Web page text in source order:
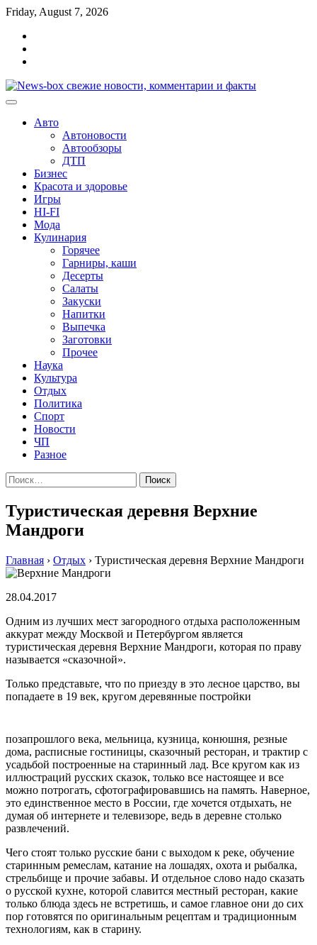
Перейти
содержимому
Friday, August 7, 2026
Авто
Автоновости
Автообзоры
ДТП
Бизнес
Красота и здоровье
Игры
HI-FI
Мода
Кулинария
Горячее
Гарниры, каши
Десерты
Салаты
Закуски
Напитки
Выпечка
Заготовки
Прочее
Наука
Культура
Отдых
Политика
Спорт
Новости
ЧП
Разное
Найти:
Туристическая деревня Верхние
Мандроги
Главная › Отдых › Туристическая деревня Верхние Мандроги
28.04.2017
Одним из лучших мест загородного отдыха расположенным
аккурат между Москвой и Петербургом является
туристическая деревня Верхние Мандроги, которая по праву
называется «сказочной».
Только представьте, что по приезду в это лесное царство, вы
попадаете в 19 век, кругом деревянные постройки
позапрошлого века, мельница, кузница, конюшня, резные
дома, расписные гостиницы, сказочный ресторан, и трактир с
усадьбой построенные на старинный лад. Все кругом как из
иллюстраций русских сказок, только все настоящее и все
можно потрогать, сфотографировавшись на память. Наверное,
это единственное место в России, где хочется отдыхать, не
думая об интернете и телевизоре, ведь в деревне столько
развлечений.
Чего стоят только русские бани с выходом к реке, обучение
старинным ремеслам, катание на лошадях, охота и рыбалка,
стрельбище и прочие забавы. И отдельное слово надо сказать
о русской кухне, которой славится местный ресторан, какие
только блюда здесь не встретишь, и самое главное они до сих
пор готовятся по оригинальным рецептам и традиционным
технологиям, как в старину.